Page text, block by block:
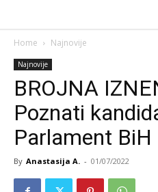
Home Najnovije
Najnovije
BROJNA
Poznati
Parlament BiH
By Anastasija A. - 01/07/2022